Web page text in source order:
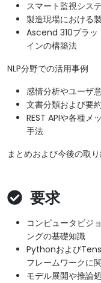
スマート監視シス
製造現場における
Ascend 310プラッ
インの構築法
NLP分野での活用事例
感情分析やユーザ
文書分類および要
REST APIや各種メ
手法
まとめおよび今後の取
要求
コンピュータビジ
ングの基礎知識
Pythonおよび
フレームワークに
モデル展開や推論